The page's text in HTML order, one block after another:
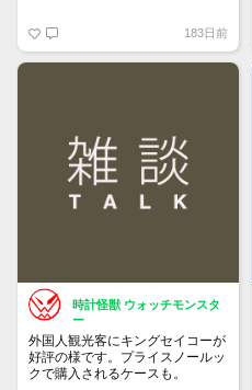
183日前
時計怪獣 ウォッチモンスタ
ー
外国人観光客にキングセイコーが
好評の様です。プライスノールッ
クで購入されるケースも。